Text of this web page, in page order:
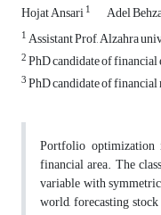
Hojat Ansari1 Adel
1Assistant Prof, Alzahra
2PhD candidate of
3PhD candidate of
Portfolio
financial area. The
variable with
world, forecasting